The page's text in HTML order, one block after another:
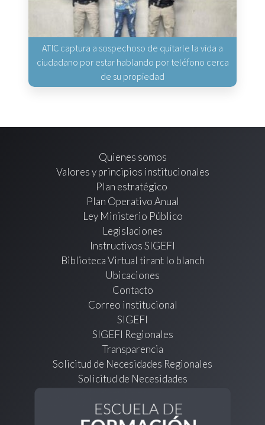
ATIC captura a sospechoso de quitarle la vida a
ciudadano por estar hablando por teléfono cerca
de su propiedad
Quienes somos
Valores y principios institucionales
Plan estratégico
Plan Operativo Anual
Ley Ministerio Público
Legislaciones
Instructivos SIGEFI
Biblioteca Virtual tirant lo blanch
Ubicaciones
Contacto
Correo institucional
SIGEFI
SIGEFI Regionales
Transparencia
Solicitud de Necesidades Regionales
Solicitud de Necesidades